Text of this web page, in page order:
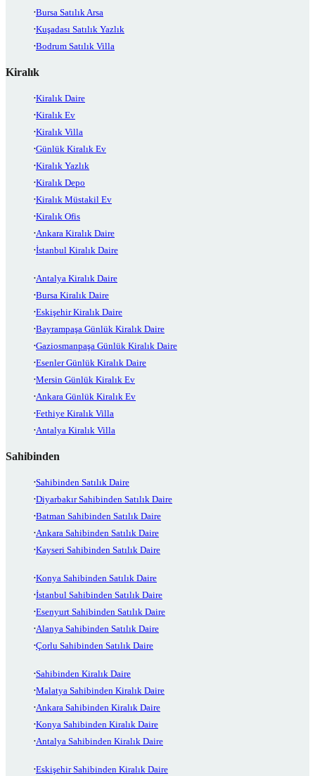
Bursa Satılık Arsa
Kuşadası Satılık Yazlık
Bodrum Satılık Villa
Kiralık
Kiralık Daire
Kiralık Ev
Kiralık Villa
Günlük Kiralık Ev
Kiralık Yazlık
Kiralık Depo
Kiralık Müstakil Ev
Kiralık Ofis
Ankara Kiralık Daire
İstanbul Kiralık Daire
Antalya Kiralık Daire
Bursa Kiralık Daire
Eskişehir Kiralık Daire
Bayrampaşa Günlük Kiralık Daire
Gaziosmanpaşa Günlük Kiralık Daire
Esenler Günlük Kiralık Daire
Mersin Günlük Kiralık Ev
Ankara Günlük Kiralık Ev
Fethiye Kiralık Villa
Antalya Kiralık Villa
Sahibinden
Sahibinden Satılık Daire
Diyarbakır Sahibinden Satılık Daire
Batman Sahibinden Satılık Daire
Ankara Sahibinden Satılık Daire
Kayseri Sahibinden Satılık Daire
Konya Sahibinden Satılık Daire
İstanbul Sahibinden Satılık Daire
Esenyurt Sahibinden Satılık Daire
Alanya Sahibinden Satılık Daire
Çorlu Sahibinden Satılık Daire
Sahibinden Kiralık Daire
Malatya Sahibinden Kiralık Daire
Ankara Sahibinden Kiralık Daire
Konya Sahibinden Kiralık Daire
Antalya Sahibinden Kiralık Daire
Eskişehir Sahibinden Kiralık Daire